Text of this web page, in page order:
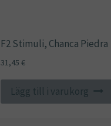
F2 Stimuli, Chanca Piedra
31,45 €
Lägg till i varukorg